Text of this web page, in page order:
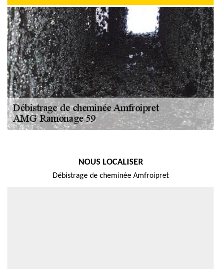
NOUS LOCALISER
Débistrage de cheminée Amfroipret